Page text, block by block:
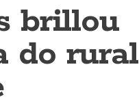
brillou
do rural